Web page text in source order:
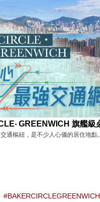
#BAKERCIRCLEGREENWICH